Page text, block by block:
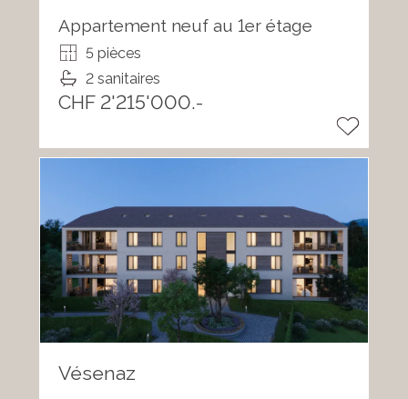
Appartement neuf au 1er étage
5 pièces
2 sanitaires
CHF 2'215'000.-
Vésenaz